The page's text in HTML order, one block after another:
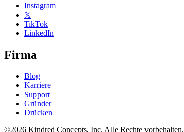
Instagram
𝕏
TikTok
LinkedIn
Firma
Blog
Karriere
Support
Gründer
Drücken
©2026 Kindred Concepts, Inc. Alle Rechte vorbehalten.